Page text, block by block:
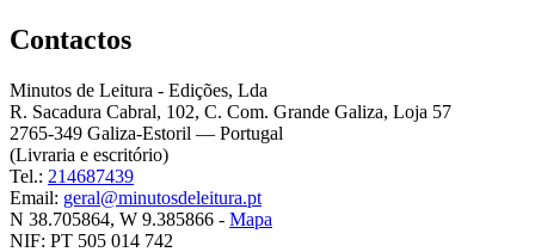
Contactos
Minutos de Leitura - Edições, Lda
R. Sacadura Cabral, 102, C. Com. Grande Galiza, Loja 57
2765-349 Galiza-Estoril — Portugal
(Livraria e escritório)
Tel.: 214687439
Email: geral@minutosdeleitura.pt
N 38.705864, W 9.385866 - Mapa
NIF: PT 505 014 742